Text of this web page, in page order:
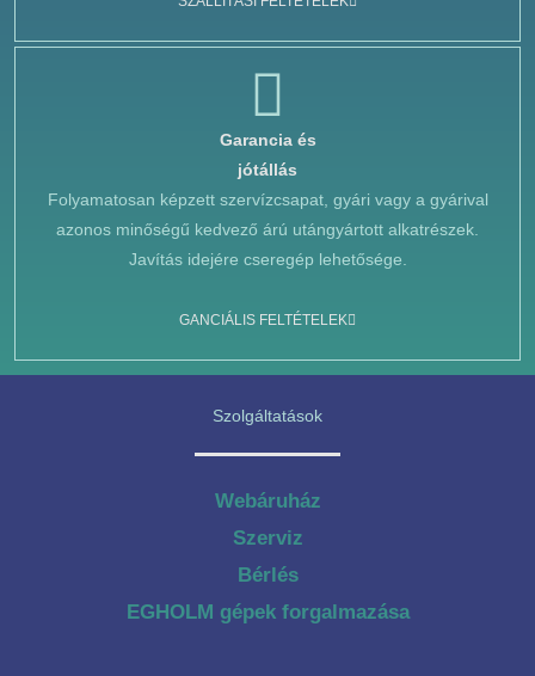
Garancia és
jótállás
Folyamatosan képzett szervízcsapat, gyári vagy a gyárival
azonos minőségű kedvező árú utángyártott alkatrészek.
Javítás idejére cseregép lehetősége.
GANCIÁLIS FELTÉTELEK
Szolgáltatások
Webáruház
Szerviz
Bérlés
EGHOLM gépek forgalmazása